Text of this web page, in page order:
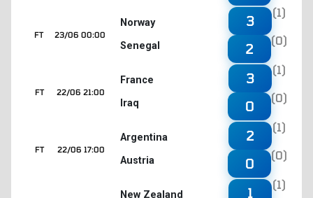
23/06 00:00
FT
Norway
Senegal
3
(1)
2
(0)
22/06 21:00
FT
France
Iraq
3
(1)
0
(0)
22/06 17:00
FT
Argentina
Austria
2
(1)
0
(0)
New Zealand
1
(1)